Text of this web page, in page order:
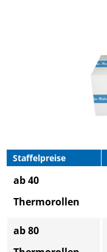
Staffelpreise
ab 40
Thermorollen
ab 80